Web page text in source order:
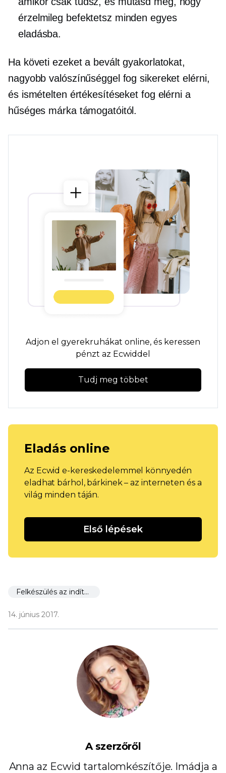
érzelmileg befektetsz minden egyes
eladásba.
Ha követi ezeket a bevált gyakorlatokat,
nagyobb valószínűséggel fog sikereket elérni,
és ismételten értékesítéseket fog elérni a
hűséges márka támogatóitól.
Adjon el gyerekruhákat online, és keressen
pénzt az Ecwiddel
Tudj meg többet
Eladás online
Az Ecwid e-kereskedelemmel könnyedén
eladhat bárhol, bárkinek – az interneten és a
világ minden táján.
Első lépések
Felkészülés az indításra
14. június 2017.
A szerzőről
Anna az Ecwid tartalomkészítője. Imádja a